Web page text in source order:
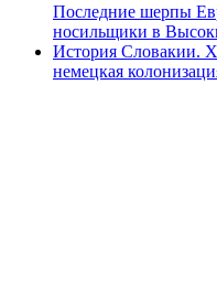
Последние шерпы
носильщики в
История Словакии.
немецкая